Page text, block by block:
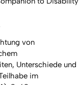
von
Unterschiede und
im